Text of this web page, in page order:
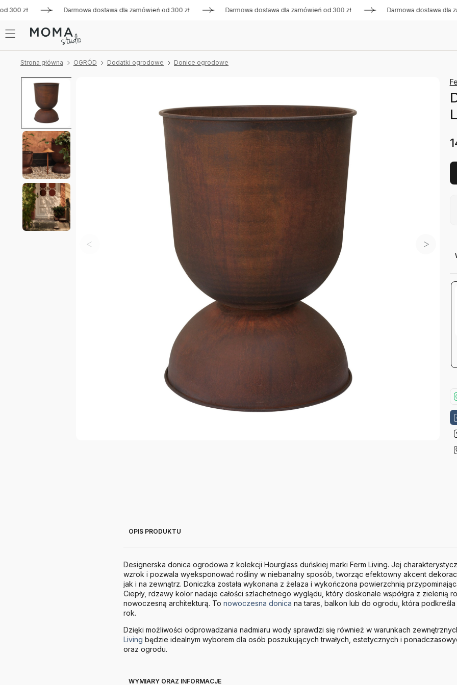
zł Darmowa dostawa dla zamówień od 300 zł Darmowa dostawa dla zamówień od 300 zł Darmowa dostawa dla
Strona główna OGRÓD Dodatki ogrodowe Donice ogrodowe
OPIS PRODUKTU
Designerska donica ogrodowa z kolekcji Hourglass duńskiej marki Ferm Living. Jej
wzrok i pozwala wyeksponować rośliny w niebanalny sposób, tworząc efektowny akcent
jak i na zewnątrz. Doniczka została wykonana z żelaza i wykończona powierzchnią
Ciepły, rdzawy kolor nadaje całości szlachetnego wyglądu, który doskonale współgra z zielenią
nowoczesną architekturą. To nowoczesna donica na taras, balkon lub do ogrodu, która
rok.
Dzięki możliwości odprowadzania nadmiaru wody sprawdzi się również w warunkach
Living będzie idealnym wyborem dla osób poszukujących trwałych, estetycznych i
oraz ogrodu.
WYMIARY ORAZ INFORMACJE